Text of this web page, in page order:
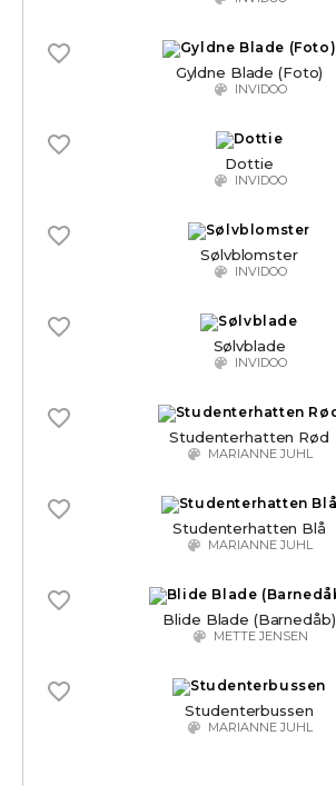
Gyldne Blade (Foto)
INVIDOO
Dottie
INVIDOO
Sølvblomster
INVIDOO
Sølvblade
INVIDOO
Studenterhatten Rød
MARIANNE JUHL
Studenterhatten Blå
MARIANNE JUHL
Blide Blade (Barnedåb)
METTE JENSEN
Studenterbussen
MARIANNE JUHL